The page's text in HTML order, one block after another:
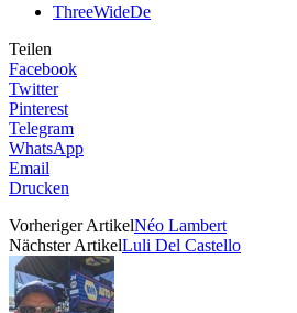
ThreeWideDe
Teilen
Facebook
Twitter
Pinterest
Telegram
WhatsApp
Email
Drucken
Vorheriger ArtikelNéo Lambert
Nächster ArtikelLuli Del Castello